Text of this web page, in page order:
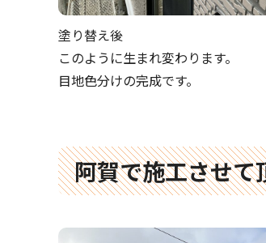
塗り替え後
このように生まれ変わります。
目地色分けの完成です。
阿賀で施工させて